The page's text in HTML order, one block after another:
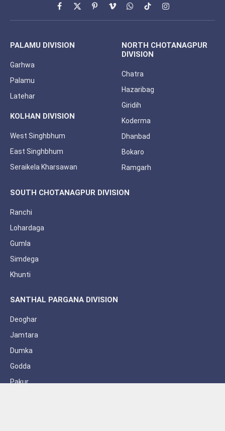
Facebook
X
(Twitter)
PinterestVimeoWhatsApp
TikTokInstagram
PALAMU DIVISION
Garhwa
Palamu
Latehar
KOLHAN DIVISION
West Singhbhum
East Singhbhum
Seraikela Kharsawan
NORTH CHOTANAGPUR
DIVISION
Chatra
Hazaribag
Giridih
Koderma
Dhanbad
Bokaro
Ramgarh
SOUTH CHOTANAGPUR DIVISION
Ranchi
Lohardaga
Gumla
Simdega
Khunti
SANTHAL PARGANA DIVISION
Deoghar
Jamtara
Dumka
Godda
Pakur